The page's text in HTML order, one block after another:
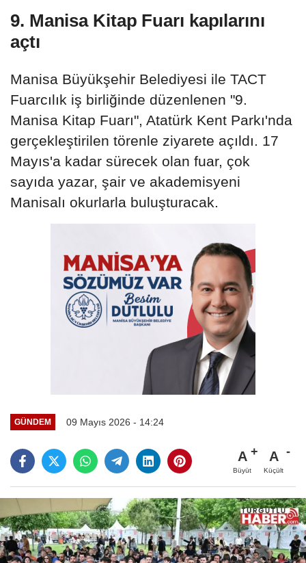
9. Manisa Kitap Fuarı kapılarını
açtı
Manisa Büyükşehir Belediyesi ile TACT
Fuarcılık iş birliğinde düzenlenen "9.
Manisa Kitap Fuarı", Atatürk Kent Parkı'nda
gerçekleştirilen törenle ziyarete açıldı. 17
Mayıs'a kadar sürecek olan fuar, çok
sayıda yazar, şair ve akademisyeni
Manisalı okurlarla buluşturacak.
GÜNDEM 09 Mayıs 2026 - 14:24
A
Büyüt
A
Küçült